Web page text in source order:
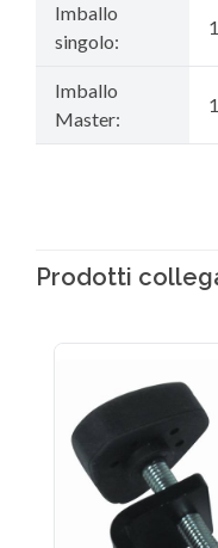
Imballo
singolo:
1
Imballo
Master:
1
Prodotti